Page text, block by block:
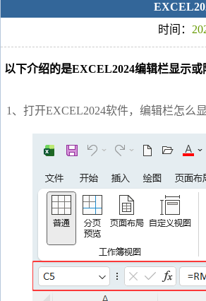
时间：
以下介绍的是EXCEL2024编辑栏显示
1、打开EXCEL2024软件，编辑栏怎么